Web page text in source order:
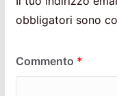
obbligatori sono
Commento *